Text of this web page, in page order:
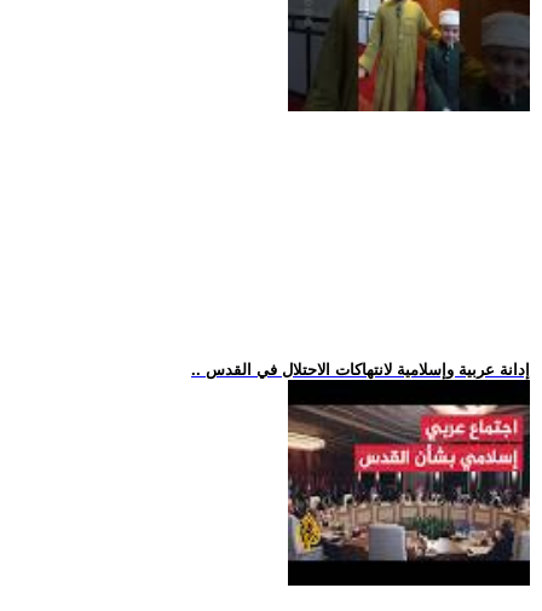
.. إدانة عربية وإسلامية لانتهاكات الاحتلال في القدس